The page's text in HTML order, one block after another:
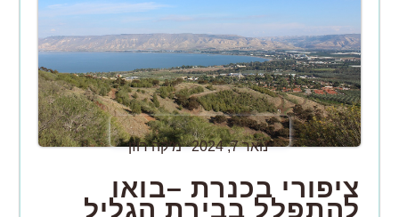
ינואר 7, 2024 מיקה רוזן
ציפורי בכנרת –בואו
להתפלל בבירת הגליל